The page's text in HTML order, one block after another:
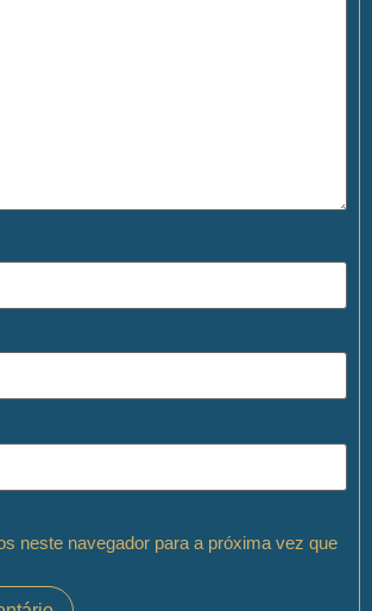
neste navegador para a próxima vez que